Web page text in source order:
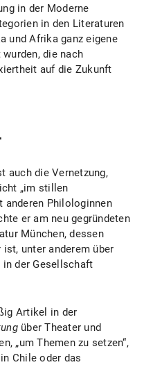
in der Moderne
in den Literaturen
und Afrika ganz eigene
die nach
auf die Zukunft
auch die Vernetzung,
„im stillen
anderen Philologinnen
er am neu gegründeten
München, dessen
unter anderem über
der Gesellschaft
Artikel in der
über Theater und
„um Themen zu setzen“,
Chile oder das